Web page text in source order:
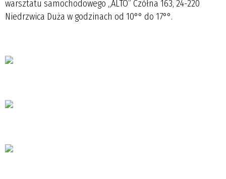
warsztatu samochodowego ,,ALTO” Czółna 163, 24-220
Niedrzwica Duża w godzinach od 10°° do 17°°.